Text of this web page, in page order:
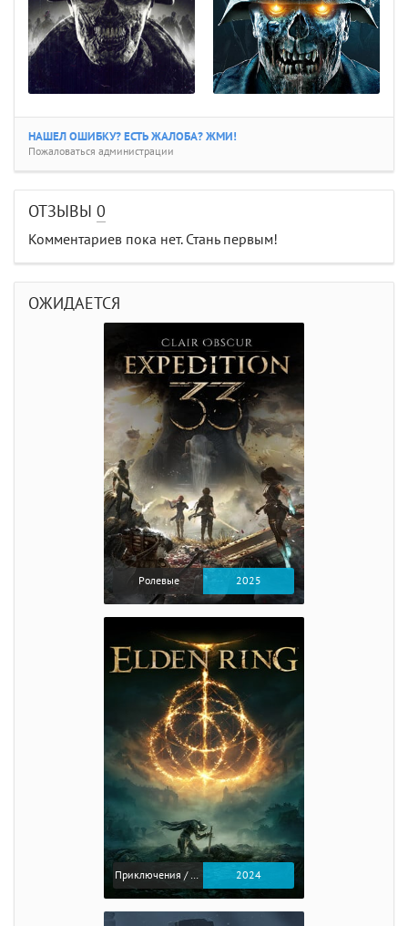
НАШЕЛ ОШИБКУ? ЕСТЬ ЖАЛОБА? ЖМИ!
Пожаловаться администрации
ОТЗЫВЫ 0
Комментариев пока нет. Стань первым!
ОЖИДАЕТСЯ
Ролевые 2025
Приключения / Экшен / Ролевые 2024